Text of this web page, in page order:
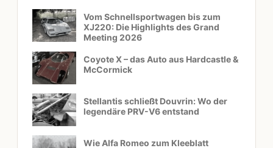
Vom Schnellsportwagen bis zum
XJ220: Die Highlights des Grand
Meeting 2026
Coyote X – das Auto aus Hardcastle &
McCormick
Stellantis schließt Douvrin: Wo der
legendäre PRV-V6 entstand
Wie Alfa Romeo zum Kleeblatt